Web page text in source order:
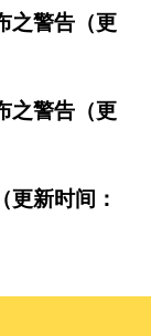
之警告（更
之警告（更
更新时间：